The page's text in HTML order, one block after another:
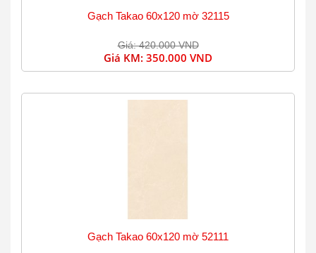
Gạch Takao 60x120 mờ 32115
Giá: 420.000 VND
Giá KM: 350.000 VND
Gạch Takao 60x120 mờ 52111